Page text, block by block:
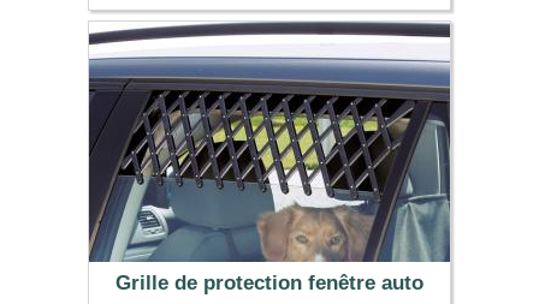
41.95 €
Grille de protection fenêtre auto